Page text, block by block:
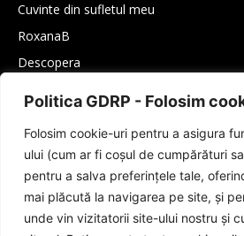
Politica GDRP - Folosim
Folosim cookie-uri pentru a asigura
ului (cum ar fi coșul de cumpărături
pentru a salva preferințele tale,
mai plăcută la navigarea pe site, și
unde vin vizitatorii site-ului nostru și
Cuvinte din sufletul meu
RoxanaB
Descopera
Lifestyle
Cultura generala
Autori